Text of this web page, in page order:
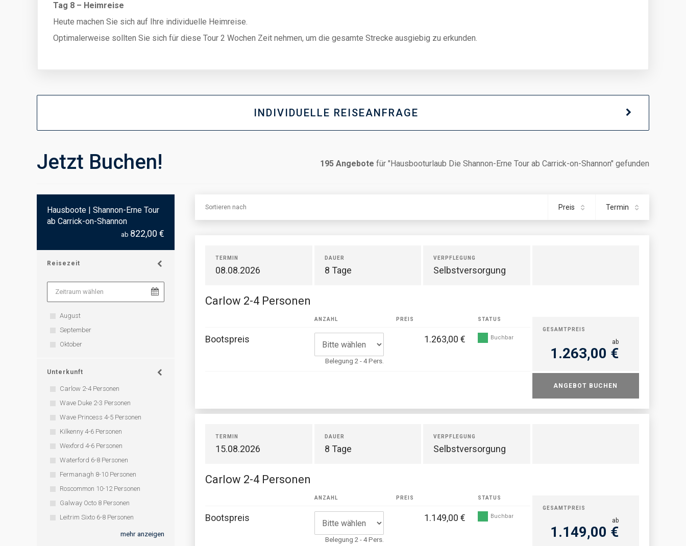
Tag 8 – Heimreise
Heute machen Sie sich auf Ihre individuelle Heimreise.
Optimalerweise sollten Sie sich für diese Tour 2 Wochen Zeit nehmen, um die gesamte Strecke ausgiebig zu erkunden.
INDIVIDUELLE REISEANFRAGE
Jetzt Buchen! 195 Angebote für "Hausbooturlaub Die Shannon-Erne Tour ab Carrick-on-Shannon" gefunden
Hausboote | Shannon-Erne Tour
ab Carrick-on-Shannon
ab 822,00 €
Reisezeit
August
September
Oktober
Unterkunft
Carlow 2-4 Personen
Wave Duke 2-3 Personen
Wave Princess 4-5 Personen
Kilkenny 4-6 Personen
Wexford 4-6 Personen
Waterford 6-8 Personen
Fermanagh 8-10 Personen
Roscommon 10-12 Personen
Galway Octo 8 Personen
Leitrim Sixto 6-8 Personen
mehr anzeigen
Sortieren nach Termin
Preis
TERMIN
08.08.2026
DAUER
8 Tage
VERPFLEGUNG
Selbstversorgung
Carlow 2-4 Personen
ANZAHL PREIS STATUS
Bootspreis
Belegung 2 - 4 Pers.
1.263,00 € Buchbar
GESAMTPREIS
ab
1.263,00 €
ANGEBOT BUCHEN
TERMIN
15.08.2026
DAUER
8 Tage
VERPFLEGUNG
Selbstversorgung
Carlow 2-4 Personen
ANZAHL PREIS STATUS
Bootspreis
Belegung 2 - 4 Pers.
1.149,00 € Buchbar
GESAMTPREIS
ab
1.149,00 €